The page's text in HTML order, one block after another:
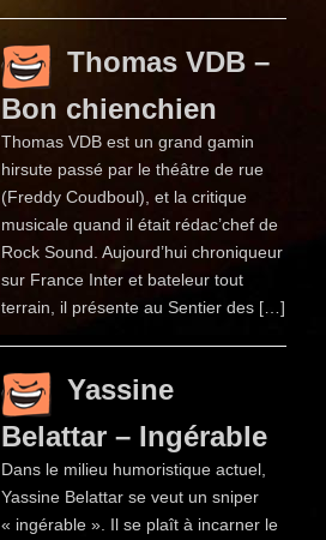
Thomas VDB –
Bon chienchien
Thomas VDB est un grand gamin
hirsute passé par le théâtre de rue
(Freddy Coudboul), et la critique
musicale quand il était rédac’chef de
Rock Sound. Aujourd’hui chroniqueur
sur France Inter et bateleur tout
terrain, il présente au Sentier des […]
Yassine
Belattar – Ingérable
Dans le milieu humoristique actuel,
Yassine Belattar se veut un sniper
« ingérable ». Il se plaît à incarner le